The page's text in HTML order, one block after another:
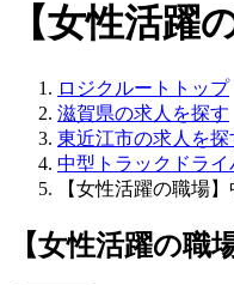
【女性活躍
ロジクルートトップ
滋賀県の求人を探す
東近江市の求人を探
中型トラックドラ
【女性活躍の職場
【女性活躍の